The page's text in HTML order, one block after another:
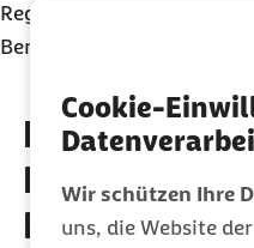
Cookie-
Wir schützen Ihre
uns, die Website
Regel innerhalb weniger
Benutzerkonto angezeigt.
Entdecken
Leistungen